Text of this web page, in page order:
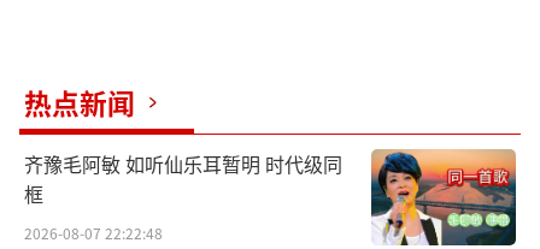
书写的不仅是个人命运的转折，更是Z世代艺人
重新定义职业寿命的可能性。
在这个人人都想一夜成名的时代，少年偶
像们更需要明白：演艺事业不是短跑，而是一
热点新闻
齐豫毛阿敏 如听仙乐耳暂明 时代级同
框
2026-08-07 22:22:48